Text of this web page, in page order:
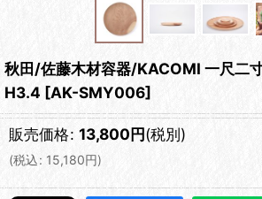
秋田/佐藤木材容器/KACOMI 一尺二
H3.4 [AK-SMY006]
販売価格: 13,800円(税別)
(税込: 15,180円)